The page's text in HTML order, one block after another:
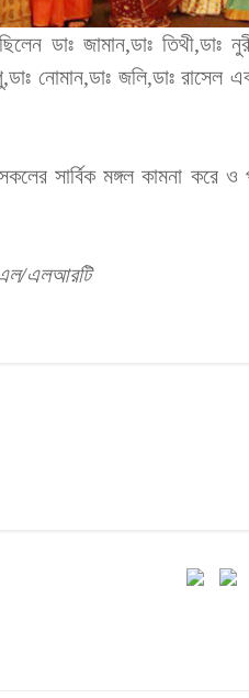
ডাঃ জামান,ডাঃ তিথী,ডাঃ
নোমান,ডাঃ জলি,ডাঃ রাসেল
সার্বিক মঙ্গল কামনা করে ও
এলআরটি